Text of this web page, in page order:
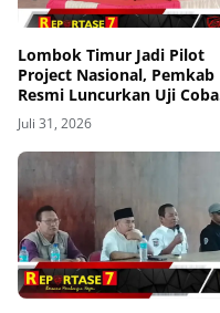
Lombok Timur Jadi Pilot
Project Nasional, Pemkab
Resmi Luncurkan Uji Coba
Transfomasi Digitalisasi
Bansos Lewat Portal
Perlinsos
Juli 31, 2026